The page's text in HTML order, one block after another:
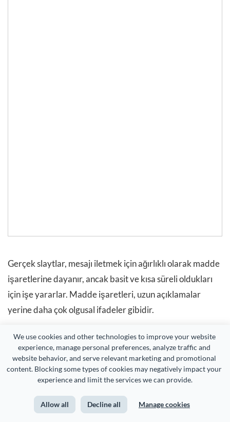
We use cookies and other technologies to improve your website
experience, manage personal preferences, analyze traffic and
website behavior, and serve relevant marketing and promotional
content. Blocking some types of cookies may negatively impact your
experience and limit the services we can provide.
Allow all Decline all Manage cookies
Gerçek slaytlar, mesajı iletmek için ağırlıklı olarak madde
işaretlerine dayanır, ancak basit ve kısa süreli oldukları
için işe yararlar. Madde işaretleri, uzun açıklamalar
yerine daha çok olgusal ifadeler gibidir.
Kurucuların harika bir fikirleri olduğunu bildiklerini ve
yatırımcıların bunu böyle görmelerine ihtiyaç
duyduklarını söyleyebilirsiniz. Henüz küçük bir işletme
oldukları ve gösterecek bir büyümeleri olmadığı için
çizelgeleri yoktu.